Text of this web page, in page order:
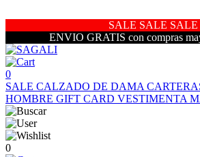
SALE SALE SALE
ENVIO GRATIS con compras
0
SALE CALZADO DE DAMA
HOMBRE GIFT CARD VESTIMENTA
0